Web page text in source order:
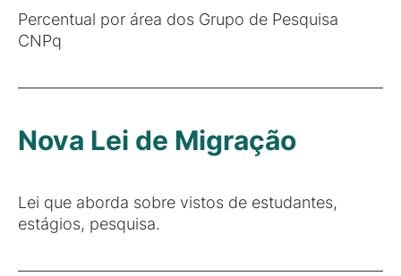
Percentual por área dos Grupo de Pesquisa
CNPq
Nova Lei de Migração
Lei que aborda sobre vistos de estudantes,
estágios, pesquisa.